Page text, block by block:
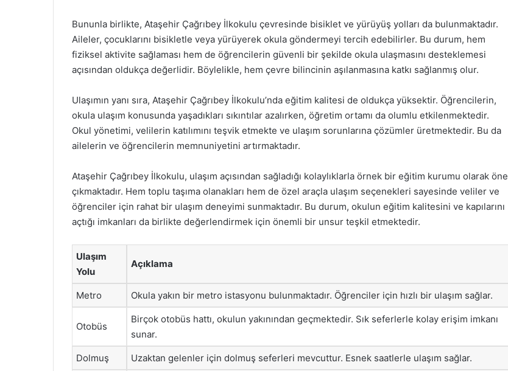
Bununla birlikte, Ataşehir Çağrıbey İlkokulu çevresinde bisiklet ve yürüyüş yolları da bulunmaktadır.
Aileler, çocuklarını bisikletle veya yürüyerek okula göndermeyi tercih edebilirler. Bu durum, hem
fiziksel aktivite sağlaması hem de öğrencilerin güvenli bir şekilde okula ulaşmasını desteklemesi
açısından oldukça değerlidir. Böylelikle, hem çevre bilincinin aşılanmasına katkı sağlanmış olur.
Ulaşımın yanı sıra, Ataşehir Çağrıbey İlkokulu’nda eğitim kalitesi de oldukça yüksektir. Öğrencilerin,
okula ulaşım konusunda yaşadıkları sıkıntılar azalırken, öğretim ortamı da olumlu etkilenmektedir.
Okul yönetimi, velilerin katılımını teşvik etmekte ve ulaşım sorunlarına çözümler üretmektedir. Bu da
ailelerin ve öğrencilerin memnuniyetini artırmaktadır.
Ataşehir Çağrıbey İlkokulu, ulaşım açısından sağladığı kolaylıklarla örnek bir eğitim kurumu olarak öne
çıkmaktadır. Hem toplu taşıma olanakları hem de özel araçla ulaşım seçenekleri sayesinde veliler ve
öğrenciler için rahat bir ulaşım deneyimi sunmaktadır. Bu durum, okulun eğitim kalitesini ve kapılarını
açtığı imkanları da birlikte değerlendirmek için önemli bir unsur teşkil etmektedir.
Ulaşım
Yolu
Açıklama
Metro Okula yakın bir metro istasyonu bulunmaktadır. Öğrenciler için hızlı bir ulaşım sağlar.
Otobüs
Birçok otobüs hattı, okulun yakınından geçmektedir. Sık seferlerle kolay erişim imkanı
sunar.
Dolmuş Uzaktan gelenler için dolmuş seferleri mevcuttur. Esnek saatlerle ulaşım sağlar.